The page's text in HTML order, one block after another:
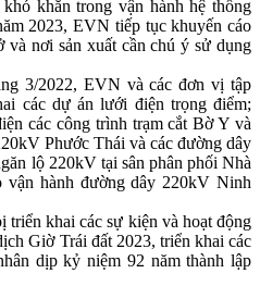
khăn trong vận hành hệ thống
2023, EVN tiếp tục khuyến cáo
và nơi sản xuất cần chú ý sử dụng
3/2022, EVN và các đơn vị tập
các dự án lưới điện trọng điểm;
các công trình trạm cắt Bờ Y và
Phước Thái và các đường dây
lộ 220kV tại sân phân phối Nhà
vận hành đường dây 220kV Ninh
triển khai các sự kiện và hoạt động
Giờ Trái đất 2023, triển khai các
dịp kỷ niệm 92 năm thành lập